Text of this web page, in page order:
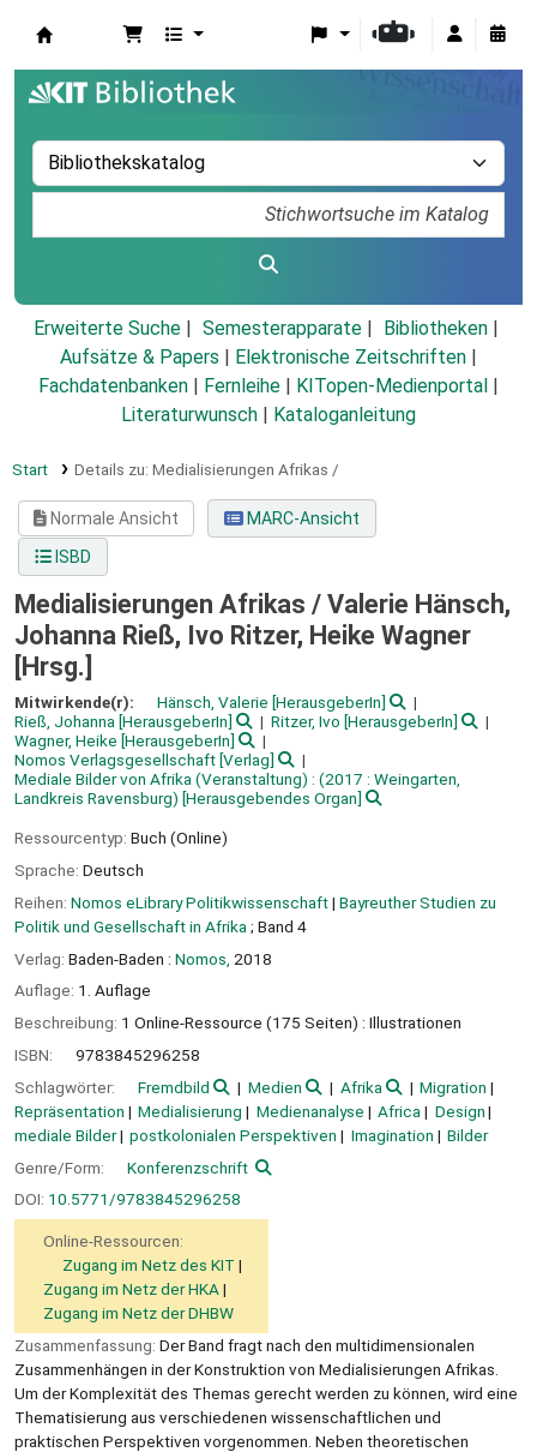
Erweiterte Suche Semesterapparate
Bibliotheken
Aufsätze & Papers
Elektronische Zeitschriften
Fachdatenbanken
Fernleihe KITopen-Medienportal
Literaturwunsch
Kataloganleitung
Start Details zu: Medialisierungen Afrikas /
Normale Ansicht
MARC-Ansicht
ISBD
Medialisierungen Afrikas / Valerie Hänsch,
Johanna Rieß, Ivo Ritzer, Heike Wagner
[Hrsg.]
Mitwirkende(r): Hänsch, Valerie [HerausgeberIn]
Rieß, Johanna [HerausgeberIn] Ritzer, Ivo [HerausgeberIn]
Wagner, Heike [HerausgeberIn]
Nomos Verlagsgesellschaft [Verlag]
Mediale Bilder von Afrika(Veranstaltung) : (2017 : Weingarten,
Landkreis Ravensburg) [Herausgebendes Organ]
Ressourcentyp: Buch (Online)
Sprache: Deutsch
Reihen: Nomos eLibrary Politikwissenschaft| Bayreuther Studien zu
Politik und Gesellschaft in Afrika ; Band 4
Verlag: Baden-Baden : Nomos, 2018
Auflage: 1. Auflage
Beschreibung: 1 Online-Ressource (175 Seiten) : Illustrationen
ISBN:
9783845296258
Schlagwörter:
Fremdbild Medien Afrika
Migration
Repräsentation
Medialisierung Medienanalyse Africa
Design
mediale Bilder
postkolonialen Perspektiven Imagination
Bilder
Genre/Form:
Konferenzschrift
DOI: 10.5771/9783845296258
Online-Ressourcen:
Zugang im Netz des KIT
Zugang im Netz der HKA
Zugang im Netz der DHBW
Zusammenfassung: Der Band fragt nach den multidimensionalen
Zusammenhängen in der Konstruktion von Medialisierungen Afrikas.
Um der Komplexität des Themas gerecht werden zu können, wird eine
Thematisierung aus verschiedenen wissenschaftlichen und
praktischen Perspektiven vorgenommen. Neben theoretischen